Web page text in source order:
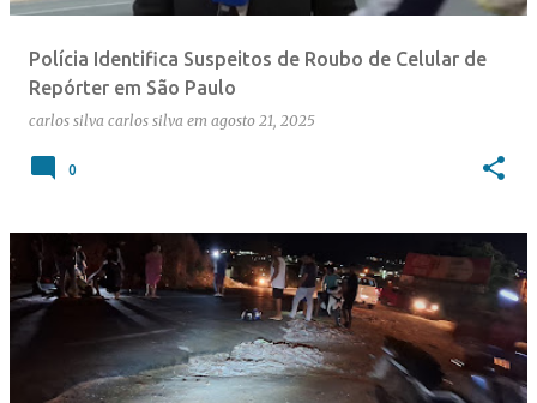
Polícia Identifica Suspeitos de Roubo de Celular de
Repórter em São Paulo
carlos silva carlos silva em agosto 21, 2025
0